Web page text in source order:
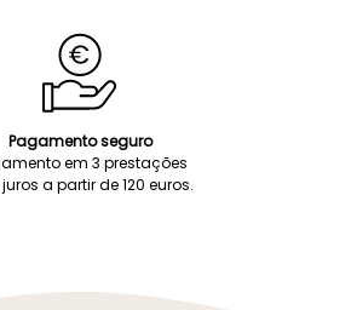
Pagamento seguro
em 3 prestações
a partir de 120 euros.